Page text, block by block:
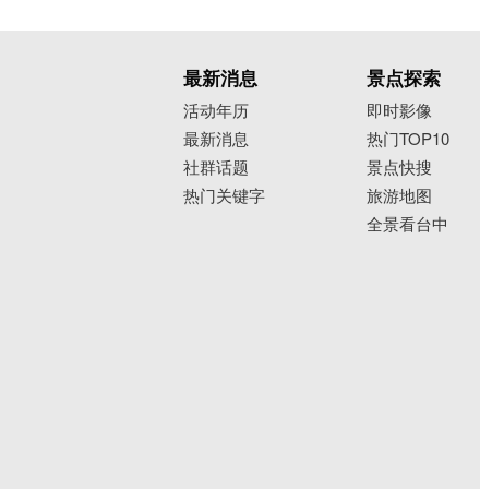
最新消息
活动年历
最新消息
社群话题
热门关键字
景点探索
即时影像
热门TOP10
景点快搜
旅游地图
全景看台中